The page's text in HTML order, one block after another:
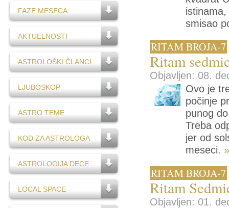
FAZE MESECA
AKTUELNOSTI
ASTROLOŠKI ČLANCI
LJUBOSKOP
ASTRO TEME
KOD ZA ASTROLOGA
ASTROLOGIJA DECE
LOCAL SPACE
smisao
RITAM BROJA-7
Ritam
Objavljen: 08.
Ovo je
počinje
punog
Treba
jer od
meseci.
RITAM BROJA-7
Ritam
Objavljen: 01.